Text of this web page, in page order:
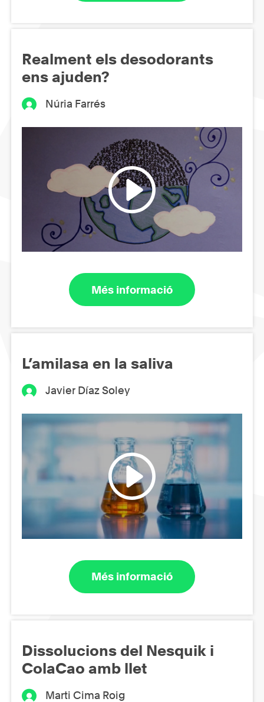
Realment els desodorants
ens ajuden?
Núria Farrés
Més informació
L’amilasa en la saliva
Javier Díaz Soley
Més informació
Dissolucions del Nesquik i
ColaCao amb llet
Marti Cima Roig